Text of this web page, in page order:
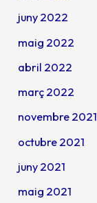
juny 2022
maig 2022
abril 2022
març 2022
novembre 2021
octubre 2021
juny 2021
maig 2021